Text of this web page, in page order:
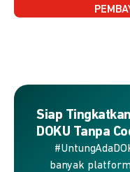
Siap
DOKU Tanpa
banyak